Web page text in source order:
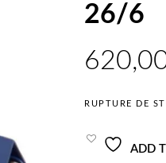
26/6
RUPTURE DE
ADD